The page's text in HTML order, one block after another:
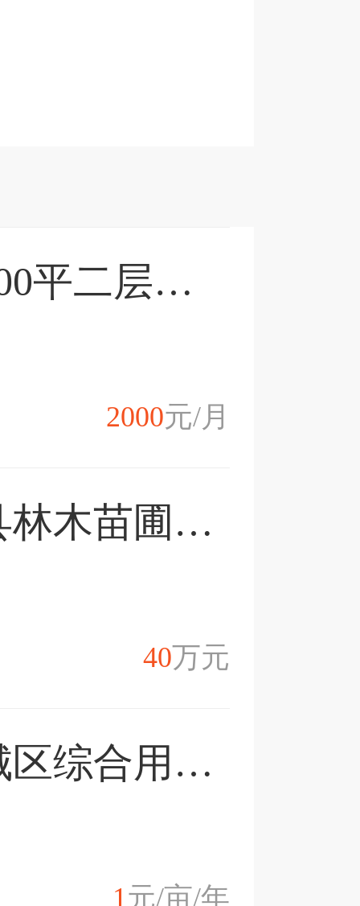
湖北荆门京山市500平二层精装修农房，拎包入住，养老种菜养鸡
2000元/月
湖北省随州市随县林木苗圃地160亩转让
40万元
湖北省鄂州市鄂城区综合用地25503平方转让
1 元/亩/年